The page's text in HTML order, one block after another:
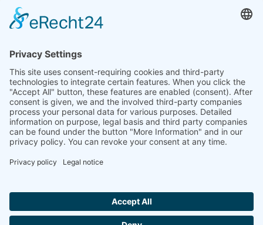
Hindistan
Plot 65, 2nd Floor, Sai Enclave,
+91-11-42883851
sales@linseis.in
Hallo ich bin LINAI! Wie kann ich dir